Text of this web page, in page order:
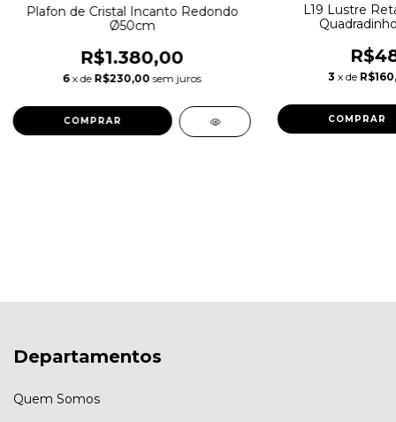
Plafon de Cristal Incanto Redondo
Ø50cm
R$1.380,00
6 x de R$230,00 sem juros
L19 Lustre
3 x de
Departamentos
Quem Somos